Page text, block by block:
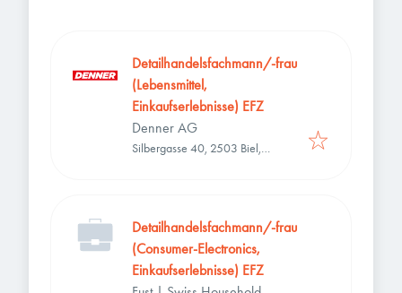
Detailhandelsfachmann/-frau
(Lebensmittel,
Einkaufserlebnisse) EFZ
Denner AG
Silbergasse 40, 2503 Biel,
Detailhandelsfachmann/-frau
(Consumer-Electronics,
Einkaufserlebnisse) EFZ